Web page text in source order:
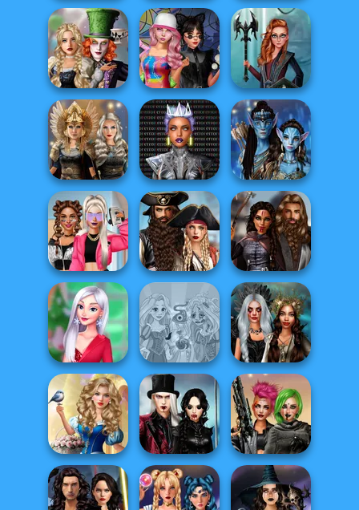
Roomies Blind
Date
Steampunk
Wedding
Billie's Weekly
Planner
Centaur
Princesses
Spin The Bottle
Style Exchange...
Alice and
Friends:
Enchanted W...
Avatar Na'vi
Warriors Saga
Cyber Chic
Makeover
Queens
Norse
Goddesses
Medieval
Princesses
Romance Of The
Seven Seas
Pira...
BFFs Vs Bullies:
Fashion Rival...
Enchanted
Realms
Rapunzel
Zombie Curse
My Christmas
Party Prep
Twilight
Storybook Glam